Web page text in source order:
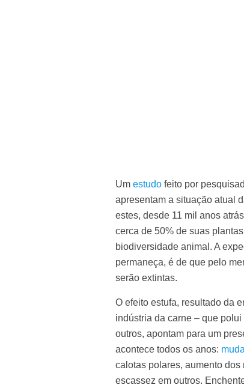
Um estudo feito por
apresentam a situação atual
estes, desde 11 mil anos
cerca de 50% de suas
biodiversidade animal. A
permaneça, é de que pelo
serão extintas.
O efeito estufa, resultado da
indústria da carne – que
outros, apontam para um
acontece todos os anos:
calotas polares, aumento
escassez em outros.